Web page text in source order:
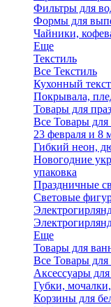
Фильтры для
Формы для
Чайники,
Еще
Текстиль
Все Текстиль
Кухонный
Покрывала,
Товары для
Все Товары для
23 февраля и 8
Гибкий неон,
Новогодние
упаковка
Праздничные
Световые
Еще
Товары для
Все Товары
Аксессуары
Губки,
Корзины для